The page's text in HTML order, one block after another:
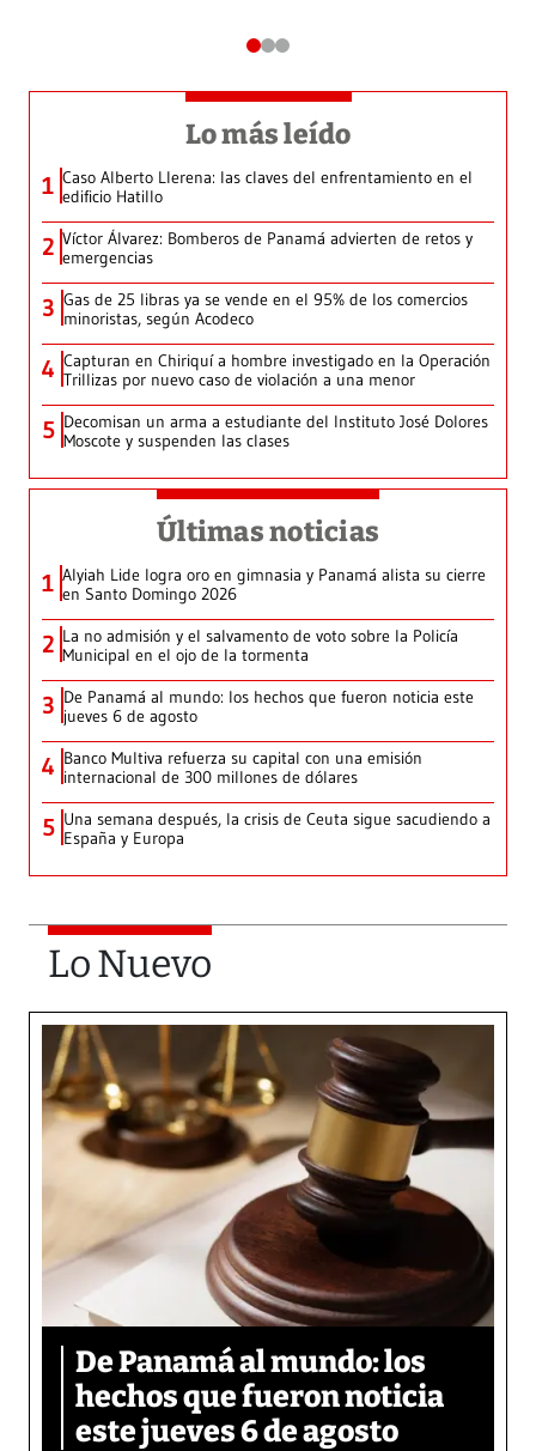
Lo más leído
1 Caso Alberto Llerena: las claves del enfrentamiento en el
edificio Hatillo
2 Víctor Álvarez: Bomberos de Panamá advierten de retos y
emergencias
3 Gas de 25 libras ya se vende en el 95% de los comercios
minoristas, según Acodeco
4 Capturan en Chiriquí a hombre investigado en la Operación
Trillizas por nuevo caso de violación a una menor
5 Decomisan un arma a estudiante del Instituto José Dolores
Moscote y suspenden las clases
Últimas noticias
1 Alyiah Lide logra oro en gimnasia y Panamá alista su cierre
en Santo Domingo 2026
2 La no admisión y el salvamento de voto sobre la Policía
Municipal en el ojo de la tormenta
3 De Panamá al mundo: los hechos que fueron noticia este
jueves 6 de agosto
4 Banco Multiva refuerza su capital con una emisión
internacional de 300 millones de dólares
5 Una semana después, la crisis de Ceuta sigue sacudiendo a
España y Europa
Lo Nuevo
De Panamá al mundo: los
hechos que fueron noticia
este jueves 6 de agosto